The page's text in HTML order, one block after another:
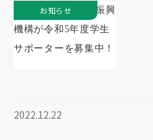
2022.12.22
お知らせ